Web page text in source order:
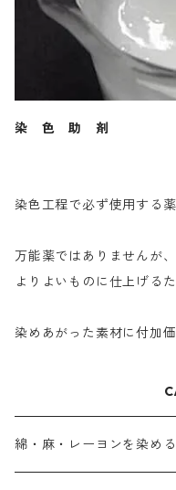
染 色 助 剤
染色工程で必ず使用する
万能薬ではありませんが、
よりよいものに仕上げる
染めあがった素材に付加
綿・麻・レーヨンを染め